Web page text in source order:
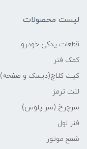
لیست محصولات
قطعات یدکی خودرو
کمک فنر
کیت کلاچ(دیسک و صفحه)
لنت ترمز
سرچرخ (سر پلوس)
فنر لول
شمع موتور